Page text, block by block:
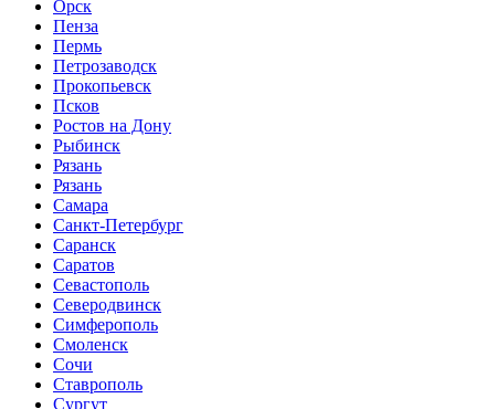
Орск
Пенза
Пермь
Петрозаводск
Прокопьевск
Псков
Ростов на Дону
Рыбинск
Рязань
Рязань
Самара
Санкт-Петербург
Саранск
Саратов
Севастополь
Северодвинск
Симферополь
Смоленск
Сочи
Ставрополь
Сургут